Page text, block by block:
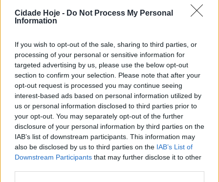
Cidade Hoje - Do Not Process My Personal
Information
If you wish to opt-out of the sale, sharing to third parties, or
processing of your personal or sensitive information for
targeted advertising by us, please use the below opt-out
section to confirm your selection. Please note that after your
opt-out request is processed you may continue seeing
interest-based ads based on personal information utilized by
us or personal information disclosed to third parties prior to
your opt-out. You may separately opt-out of the further
disclosure of your personal information by third parties on the
IAB’s list of downstream participants. This information may
also be disclosed by us to third parties on the IAB’s List of
Downstream Participants that may further disclose it to other
Rodrigo Rouxinol que terminaram a prova em 3º lugar
do pódio, Frederico Vilhena foi 4º classificado.
Em seniores, Eduardo Salazar terminou na 5ª posição
da geral e Tânia Silva foi a 6ª melhor no seu escalão.
Em veteranos M40, Jaime Gonçalves terminou em 4º
lugar e Saúl Vilhena foi 9º classificado em veteranos
M60.